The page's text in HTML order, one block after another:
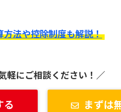
法や控除制度も解説！
軽にご相談ください！／
る まずは